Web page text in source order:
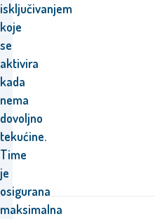
isključivanjem
koje
se
aktivira
kada
nema
dovoljno
tekućine.
Time
je
osigurana
maksimalna